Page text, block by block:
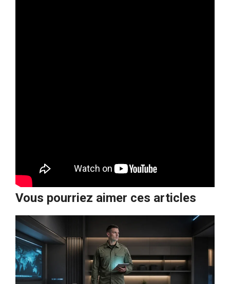
Vous pourriez aimer ces articles